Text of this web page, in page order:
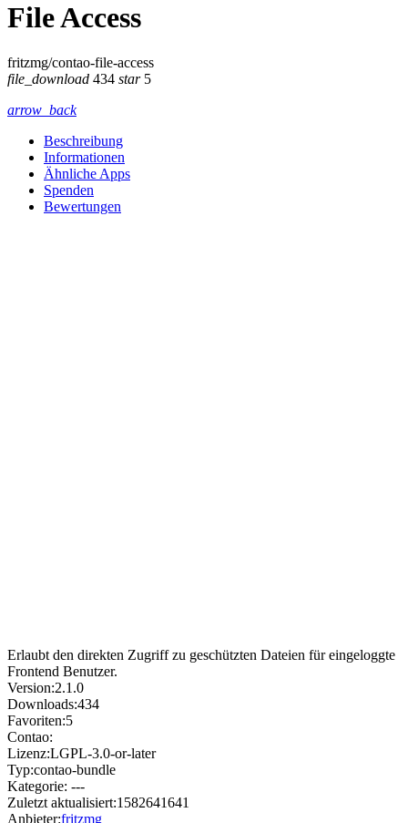
File Access
fritzmg/contao-file-access
file_download 434 star5
arrow_back
Beschreibung
Informationen
Ähnliche Apps
Spenden
Bewertungen
Erlaubt den direkten Zugriff zu geschützten Dateien für eingeloggte
Frontend Benutzer.
Version:2.1.0
Downloads:434
Favoriten:5
Contao:
Lizenz:LGPL-3.0-or-later
Typ:contao-bundle
Kategorie: ---
Zuletzt aktualisiert:1582641641
Anbieter:fritzmg